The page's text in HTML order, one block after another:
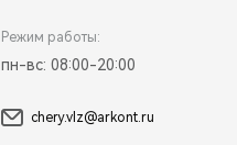
Режим работы:
пн-вс: 08:00-20:00
chery.vlz@arkont.ru